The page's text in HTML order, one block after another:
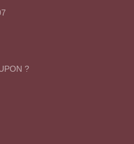
?